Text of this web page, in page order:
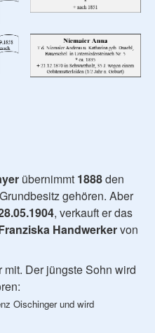
übernimmt 1888den
gehören. Aber
, verkauft er das
Handwerkervon
Der jüngste Sohn wird
Oischinger und wird